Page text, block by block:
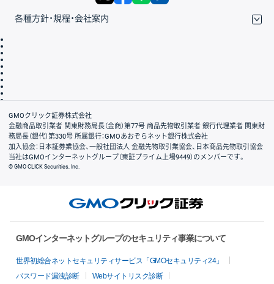
各種方針・規程・会社案内
会社案内
GMOクリック証券株式会社
金融商品取引業者 関東財務局長（金商）第77号 商品先物取引業者 銀行代理業者 関東財
務局長（銀代）第330号 所属銀行：GMOあおぞらネット銀行株式会社
加入協会：日本証券業協会、一般社団法人 金融先物取引業協会、日本商品先物取引協会
当社はGMOインターネットグループ（東証プライム上場9449）のメンバーです。
© GMO CLICK Securities, Inc.
GMOインターネットグループのセキュリティ事業について
世界初総合ネットセキュリティサービス「GMOセキュリティ24」
パスワード漏洩診断
Webサイトリスク診断